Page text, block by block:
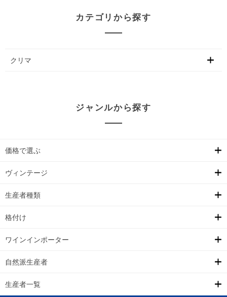
カテゴリから探す
クリマ
ジャンルから探す
価格で選ぶ
ヴィンテージ
生産者種類
格付け
ワインインポーター
自然派生産者
生産者一覧